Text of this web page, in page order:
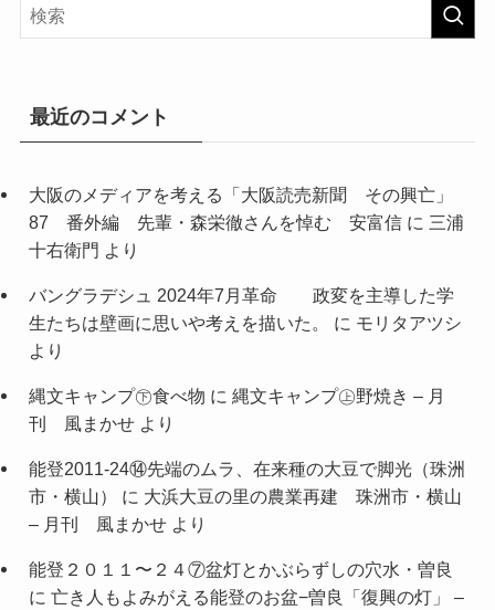
イ
最近のコメント
大阪のメディアを考える「大阪読売新聞 その興亡」
87 番外編 先輩・森栄徹さんを悼む 安富信に 三浦
十右衛門 より
バングラデシュ 2024年7月革命 政変を主導した学
生たちは壁画に思いや考えを描いた。
に モリタアツシ
より
縄文キャンプ㊦食べ物 に 縄文キャンプ㊤野焼き – 月
刊 風まかせより
能登2011-24⑭先端のムラ、在来種の大豆で脚光（珠洲
市・横山）
に 大浜大豆の里の農業再建 珠洲市・横山
– 月刊 風まかせより
能登２０１１〜２４⑦盆灯とかぶらずしの穴水・曽良
に 亡き人もよみがえる能登のお盆−曽良「復興の灯」 –